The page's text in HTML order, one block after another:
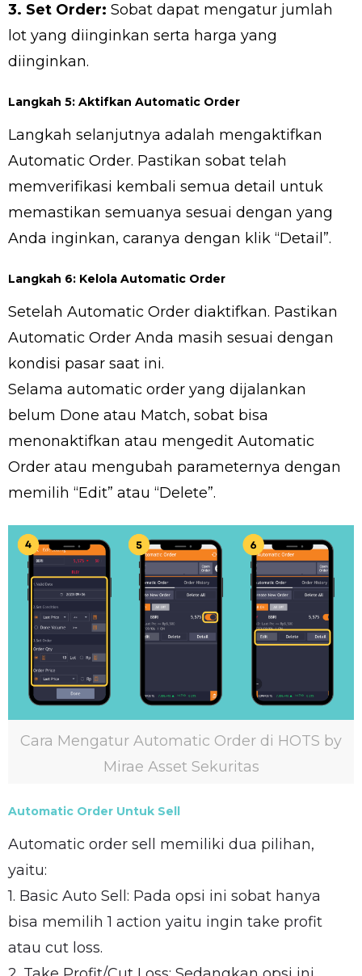
3. Set Order: Sobat dapat mengatur jumlah
lot yang diinginkan serta harga yang
diinginkan.
Langkah 5: Aktifkan Automatic Order
Langkah selanjutnya adalah mengaktifkan
Automatic Order. Pastikan sobat telah
memverifikasi kembali semua detail untuk
memastikan semuanya sesuai dengan yang
Anda inginkan, caranya dengan klik “Detail”.
Langkah 6: Kelola Automatic Order
Setelah Automatic Order diaktifkan. Pastikan
Automatic Order Anda masih sesuai dengan
kondisi pasar saat ini.
Selama automatic order yang dijalankan
belum Done atau Match, sobat bisa
menonaktifkan atau mengedit Automatic
Order atau mengubah parameternya dengan
memilih “Edit” atau “Delete”.
Cara Mengatur Automatic Order di HOTS by
Mirae Asset Sekuritas
Automatic Order Untuk Sell
Automatic order sell memiliki dua pilihan,
yaitu:
1. Basic Auto Sell: Pada opsi ini sobat hanya
bisa memilih 1 action yaitu ingin take profit
atau cut loss.